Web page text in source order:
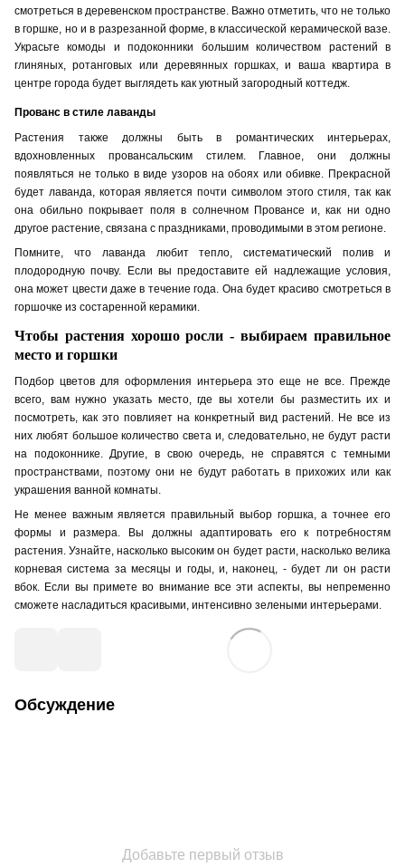
смотреться в деревенском пространстве. Важно отметить, что не только
в горшке, но и в разрезанной форме, в классической керамической вазе.
Украсьте комоды и подоконники большим количеством растений в
глиняных, ротанговых или деревянных горшках, и ваша квартира в
центре города будет выглядеть как уютный загородный коттедж.
Прованс в стиле лаванды
Растения также должны быть в романтических интерьерах,
вдохновленных провансальским стилем. Главное, они должны
появляться не только в виде узоров на обоях или обивке. Прекрасной
будет лаванда, которая является почти символом этого стиля, так как
она обильно покрывает поля в солнечном Провансе и, как ни одно
другое растение, связана с праздниками, проводимыми в этом регионе.
Помните, что лаванда любит тепло, систематический полив и
плодородную почву. Если вы предоставите ей надлежащие условия,
она может цвести даже в течение года. Онабудет красиво смотреться в
горшочке из состаренной керамики.
Чтобы растения хорошо росли - выбираем правильное
место и горшки
Подбор цветов для оформления интерьера это еще не все. Прежде
всего, вам нужно указать место, где вы хотели бы разместить их и
посмотреть, как это повлияет на конкретный вид растений. Не все из
них любят большое количество света и, следовательно, не будут расти
на подоконнике. Другие, в свою очередь, не справятся с темными
пространствами, поэтому они не будут работать в прихожих или как
украшения ванной комнаты.
Не менее важным является правильный выбор горшка, а точнее его
формы и размера. Вы должны адаптировать его к потребностям
растения. Узнайте, насколько высоким он будет расти, насколько велика
корневая система за месяцы и годы, и, наконец, - будет ли он расти
вбок. Если вы примете во внимание все эти аспекты, вы непременно
сможете насладиться красивыми, интенсивно зелеными интерьерами.
Обсуждение
Добавьте первый отзыв